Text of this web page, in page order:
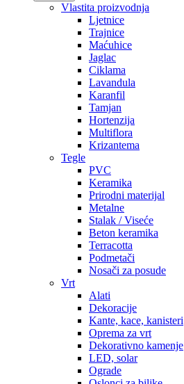
Vlastita proizvodnja
Ljetnice
Trajnice
Maćuhice
Jaglac
Ciklama
Lavandula
Karanfil
Tamjan
Hortenzija
Multiflora
Krizantema
Tegle
PVC
Keramika
Prirodni materijal
Metalne
Stalak / Viseće
Beton keramika
Terracotta
Podmetači
Nosači za posude
Vrt
Alati
Dekoracije
Kante, kace, kanisteri
Oprema za vrt
Dekorativno kamenje
LED, solar
Ograde